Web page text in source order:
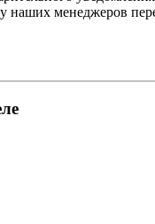
наших менеджеров